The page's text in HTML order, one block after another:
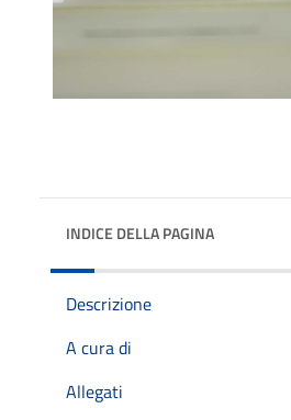
INDICE DELLA PAGINA
Descrizione
A cura di
Allegati